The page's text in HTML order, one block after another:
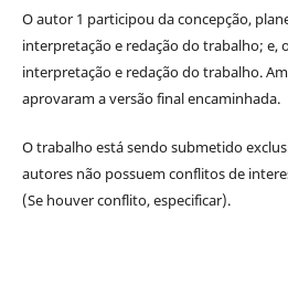
O autor 1 participou da concepção,
interpretação e redação do trabalho; e,
interpretação e redação do trabalho.
aprovaram a versão final encaminhada.
O trabalho está sendo submetido
autores não possuem conflitos de
(Se houver conflito, especificar).